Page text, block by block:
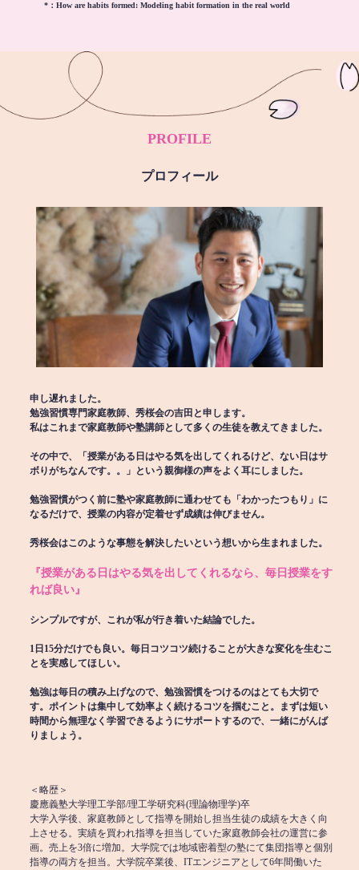
*： How are habits formed: Modeling habit formation in the real world
PROFILE
プロフィール
申し遅れました。
勉強習慣専門家庭教師、秀桜会の吉田と申します。
私はこれまで家庭教師や塾講師として多くの生徒を教えてきました。
その中で、「授業がある日はやる気を出してくれるけど、ない日はサ
ボりがちなんです。。」という親御様の声をよく耳にしました。
勉強習慣がつく前に塾や家庭教師に通わせても「わかったつもり」に
なるだけで、授業の内容が定着せず成績は伸びません。
秀桜会はこのような事態を解決したいという想いから生まれました。
『授業がある日はやる気を出してくれるなら、毎日授業をす
れば良い』
シンプルですが、これが私が行き着いた結論でした。
1日15分だけでも良い。毎日コツコツ続けることが大きな変化を生むこ
とを実感してほしい。
勉強は毎日の積み上げなので、勉強習慣をつけるのはとても大切で
す。ポイントは集中して効率よく続けるコツを掴むこと。まずは短い
時間から無理なく学習できるようにサポートするので、一緒にがんば
りましょう。
＜略歴＞
慶應義塾大学理工学部/理工学研究科(理論物理学)卒
大学入学後、家庭教師として指導を開始し担当生徒の成績を大きく向
上させる。実績を買われ指導を担当していた家庭教師会社の運営に参
画。売上を3倍に増加。大学院では地域密着型の塾にて集団指導と個別
指導の両方を担当。大学院卒業後、ITエンジニアとして6年間働いた